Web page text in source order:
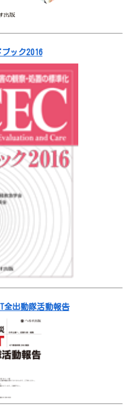
ブック2016
全出動隊活動報告